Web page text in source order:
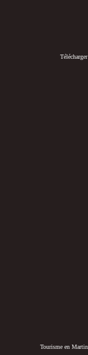
Tourisme en